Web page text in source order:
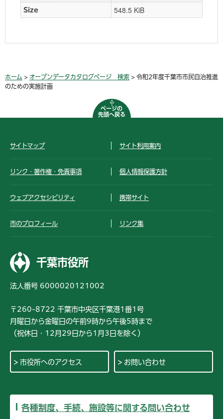
Size 548.5 KiB
ホーム > オープンデータカタログページ 検索 > 令和2年度千葉市市民自治推進
のための実施計画
ページの
先頭へ戻る
サイトマップ サイト利用案内
リンク・著作権・免責事項 個人情報保護方針
ウェブアクセシビリティ 携帯サイト
市のプロフィール リンク集
千葉市役所
法人番号 6000020121002
〒260-8722 千葉市中央区千葉港1番1号
月曜日から金曜日の午前9時から午後5時まで
（祝休日・12月29日から1月3日を除く）
市役所へのアクセス お問い合わせ
各種制度、手続、施設等に関する問い合わせ